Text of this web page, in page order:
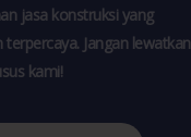
jasa konstruksi yang
Jangan lewatkan
kami!